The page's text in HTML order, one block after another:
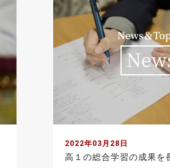
2022年03月28日